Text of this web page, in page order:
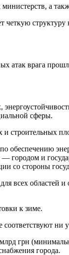
а
атак врага
сферы.
и строительных
обеспечению
городом и
со стороны
всех областей
к зиме.
грн
города.